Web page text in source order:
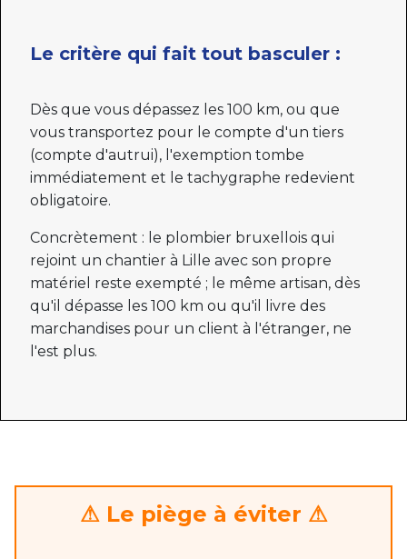
Le critère qui fait tout basculer :
Dès que vous dépassez les 100 km, ou que
vous transportez pour le compte d'un tiers
(compte d'autrui), l'exemption tombe
immédiatement et le tachygraphe redevient
obligatoire.
Concrètement : le plombier bruxellois qui
rejoint un chantier à Lille avec son propre
matériel reste exempté ; le même artisan, dès
qu'il dépasse les 100 km ou qu'il livre des
marchandises pour un client à l'étranger, ne
l'est plus.
⚠ Le piège à éviter ⚠